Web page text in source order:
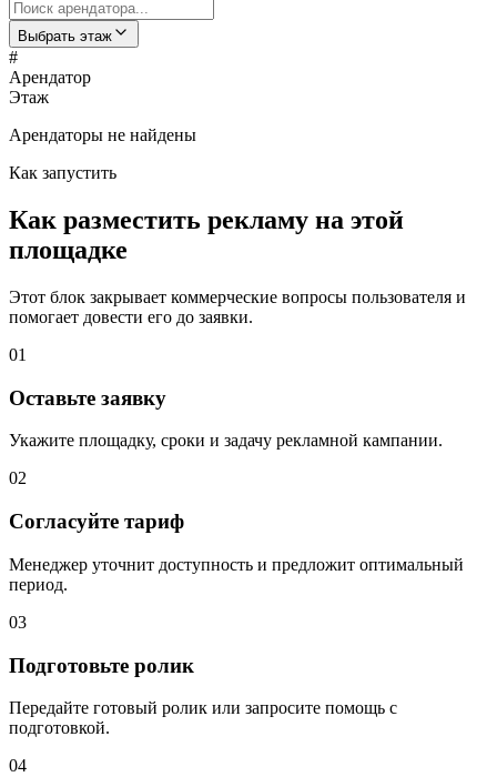
Выбрать этаж
#
Арендатор
Этаж
Арендаторы не найдены
Как запустить
Как разместить рекламу на этой
площадке
Этот блок закрывает коммерческие вопросы пользователя и
помогает довести его до заявки.
01
Оставьте заявку
Укажите площадку, сроки и задачу рекламной кампании.
02
Согласуйте тариф
Менеджер уточнит доступность и предложит оптимальный
период.
03
Подготовьте ролик
Передайте готовый ролик или запросите помощь с
подготовкой.
04